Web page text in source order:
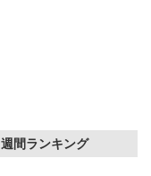
週間ランキング